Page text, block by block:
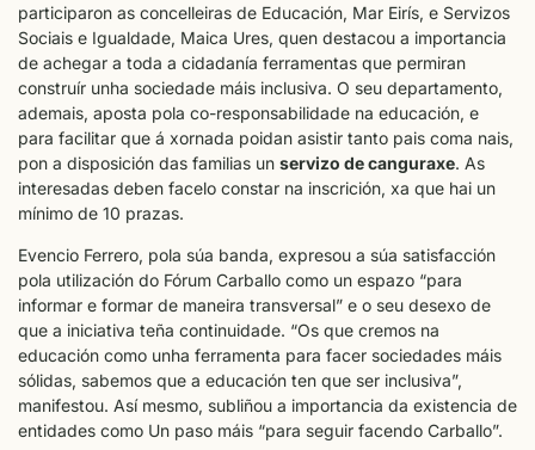
participaron as concelleiras de Educación, Mar Eirís, e Servizos
Sociais e Igualdade, Maica Ures, quen destacou a importancia
de achegar a toda a cidadanía ferramentas que permiran
construír unha sociedade máis inclusiva. O seu departamento,
ademais, aposta pola co-responsabilidade na educación, e
para facilitar que á xornada poidan asistir tanto pais coma nais,
pon a disposición das familias un servizo de canguraxe. As
interesadas deben facelo constar na inscrición, xa que hai un
mínimo de 10 prazas.
Evencio Ferrero, pola súa banda, expresou a súa satisfacción
pola utilización do Fórum Carballo como un espazo “para
informar e formar de maneira transversal” e o seu desexo de
que a iniciativa teña continuidade. “Os que cremos na
educación como unha ferramenta para facer sociedades máis
sólidas, sabemos que a educación ten que ser inclusiva”,
manifestou. Así mesmo, subliñou a importancia da existencia de
entidades como Un paso máis “para seguir facendo Carballo”.